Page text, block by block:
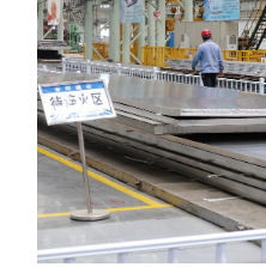
文化 书画
访谈 视频
法律 中央文件
食品 人居
学术中国 乡村振兴